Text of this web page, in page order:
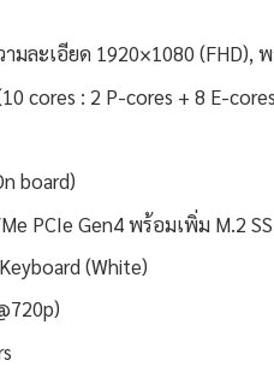
มละเอียด 1920×1080 (FHD),
cores : 2 P-cores + 8 E-
board)
PCIe Gen4 พร้อมเพิ่ม M.2
(White)